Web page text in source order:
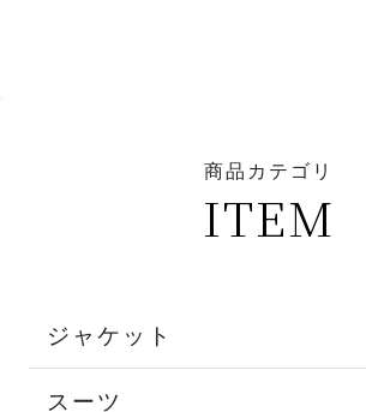
商品カテゴリ
ITEM
ジャケット
スーツ